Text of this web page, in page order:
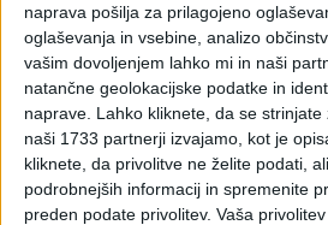
naprava pošilja za prilagojeno
oglaševanja in vsebine, analizo
vašim dovoljenjem lahko mi in naši
natančne geolokacijske podatke in
naprave. Lahko kliknete, da se strinjate
naši 1733 partnerji izvajamo, kot je
kliknete, da privolitve ne želite podati,
podrobnejših informacij in spremenite
preden podate privolitev. Vaša
Vpisano: 14. oktober 2010 ob 12:47
Ravnanje v
poplavljenega
dokumentov